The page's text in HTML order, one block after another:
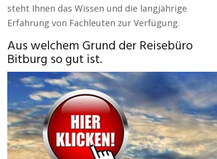
steht Ihnen das Wissen und die langjährige
Erfahrung von Fachleuten zur Verfügung.
Aus welchem Grund der Reisebüro
Bitburg so gut ist.